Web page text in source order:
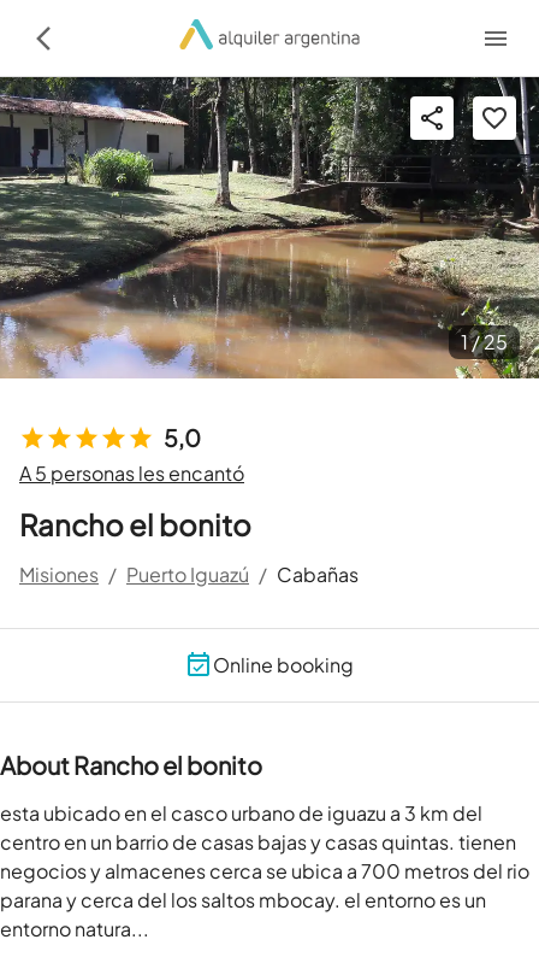
5,0
A 5 personas les encantó
Rancho el bonito
Misiones / Puerto Iguazú / Cabañas
1 /25
Online booking
About Rancho el bonito
esta ubicado en el casco urbano de iguazu a 3 km del
centro en un barrio de casas bajas y casas quintas. tienen
negocios y almacenes cerca se ubica a 700 metros del rio
parana y cerca del los saltos mbocay. el entorno es un
entorno natura...